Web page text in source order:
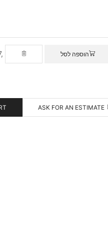
הוספה לסל
ASK FOR AN ESTIMATE